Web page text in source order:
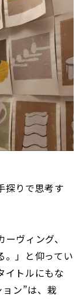
探りで思考す
ヴィング、
」と仰ってい
イトルにもな
ン”は、栽